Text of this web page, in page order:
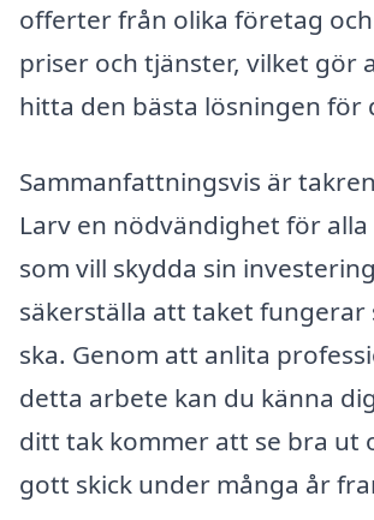
offerter från olika företag
priser och tjänster, vilket gör
hitta den bästa lösningen för
Sammanfattningsvis är
Larv en nödvändighet för
som vill skydda sin
säkerställa att taket fungerar
ska. Genom att anlita
detta arbete kan du känna
ditt tak kommer att se bra ut
gott skick under många år